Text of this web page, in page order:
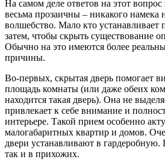
На самом деле ответов на этот вопрос
весьма прозаичны – никакого намека
волшебство. Мало кто устанавливает
затем, чтобы скрыть существование
Обычно на это имеются более
причины.
Во-первых, скрытая дверь помогает
площадь комнаты (или даже обеих
находится такая дверь). Она не
привлекает к себе внимание и
интерьере. Такой прием особенно
малогабаритных квартир и домов.
двери устанавливают в гардеробную.
так и в прихожих.